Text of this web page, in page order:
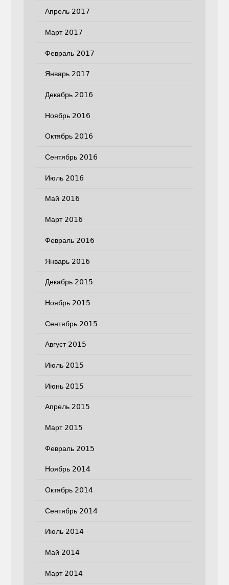
Апрель 2017
Март 2017
Февраль 2017
Январь 2017
Декабрь 2016
Ноябрь 2016
Октябрь 2016
Сентябрь 2016
Июль 2016
Май 2016
Март 2016
Февраль 2016
Январь 2016
Декабрь 2015
Ноябрь 2015
Сентябрь 2015
Август 2015
Июль 2015
Июнь 2015
Апрель 2015
Март 2015
Февраль 2015
Ноябрь 2014
Октябрь 2014
Сентябрь 2014
Июль 2014
Май 2014
Март 2014